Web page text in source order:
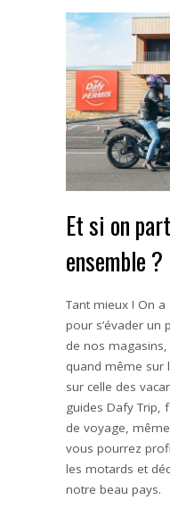
Et si on
ensemble ?
Tant mieux ! On
pour s’évader un
de nos
quand même sur
sur celle des
guides Dafy Trip,
de voyage,
vous pourrez
les motards et
notre beau pays.